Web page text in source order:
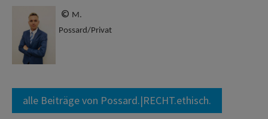
© M.
Possard/Privat
alle Beiträge von Possard.|RECHT.ethisch.